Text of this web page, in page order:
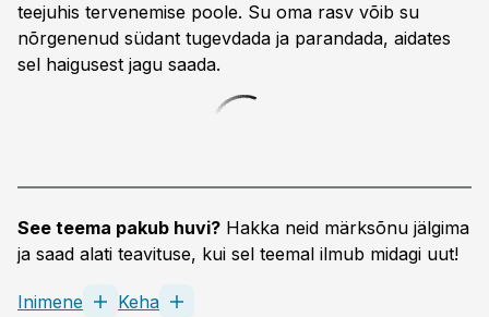
teejuhis tervenemise poole. Su oma rasv võib su
nõrgenenud südant tugevdada ja parandada, aidates
sel haigusest jagu saada.
See teema pakub huvi? Hakka neid märksõnu jälgima
ja saad alati teavituse, kui sel teemal ilmub midagi uut!
Inimene Keha